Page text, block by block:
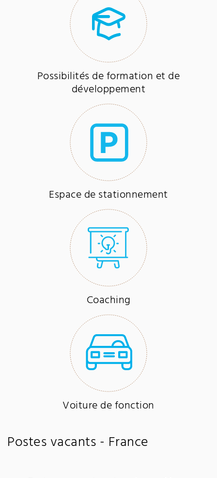
Possibilités de formation et de
développement
Espace de stationnement
Coaching
Voiture de fonction
Postes vacants - France